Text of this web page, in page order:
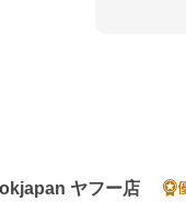
ヤフー店